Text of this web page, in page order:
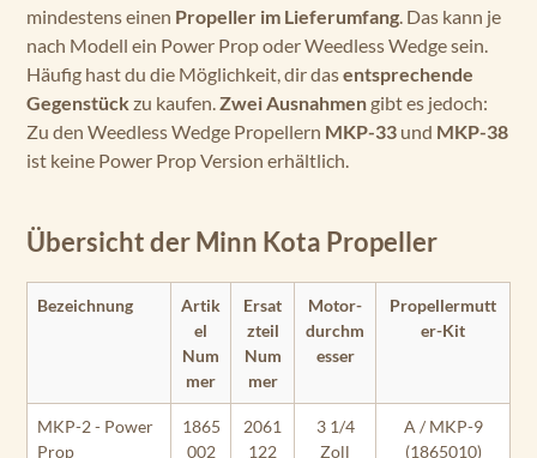
mindestens einen Propeller im Lieferumfang. Das kann je
nach Modell ein Power Prop oder Weedless Wedge sein.
Häufig hast du die Möglichkeit, dir dasentsprechende
Gegenstückzu kaufen.Zwei Ausnahmen gibt es jedoch:
Zu den Weedless Wedge Propellern MKP-33 und MKP-38
ist keine Power Prop Version erhältlich.
Übersicht der Minn Kota Propeller
Bezeichnung
Artik
el
Num
mer
Ersat
zteil
Num
mer
Motor-
durchm
esser
Propellermutt
er-Kit
MKP-2 - Power
Prop
1865
002
2061
122
3 1/4
Zoll
A / MKP-9
(1865010)